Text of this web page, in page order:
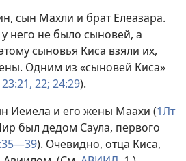
сын Махли и брат Елеазара.
него не было сыновей, а
сыновья Киса взяли их,
Одним из «сыновей Киса»
22; 24:29).
Иеиела и его жены Маахи (1Лт
был дедом Саула, первого
). Очевидно, отца Киса,